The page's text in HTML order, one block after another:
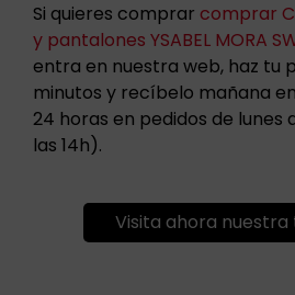
Si quieres comprar comprar
y pantalones YSABEL MORA
entra en nuestra web, haz tu
minutos y recíbelo mañana
24 horas en pedidos de lunes
las 14h).
Visita ahora nuestra